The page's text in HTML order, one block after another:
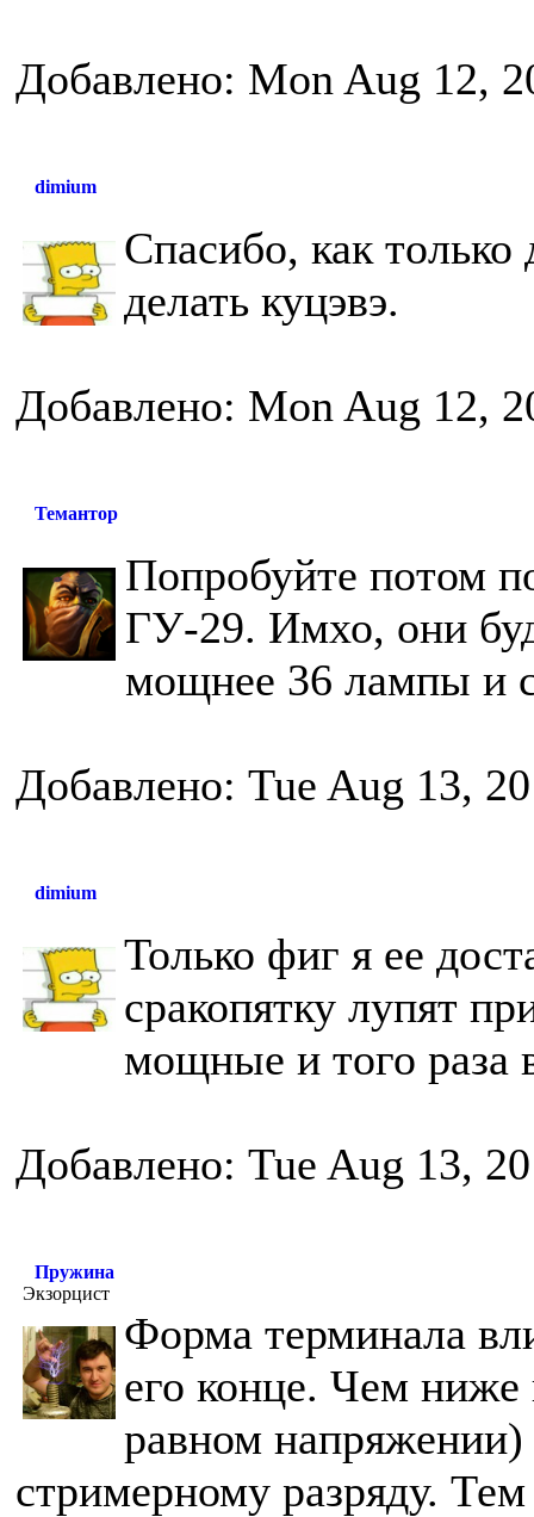
Добавлено: Mon Aug 12,
dimium
Спасибо, как
делать куцэвэ.
Добавлено: Mon Aug 12,
Темантор
Попробуйте потом
ГУ-29. Имхо, они
мощнее 36 лампы и
Добавлено: Tue Aug 13,
dimium
Только фиг я ее
сракопятку лупят
мощные и того раза
Добавлено: Tue Aug 13,
Пружина
Экзорцист
Форма терминала
его конце. Чем
равном напряжении)
стримерному разряду.